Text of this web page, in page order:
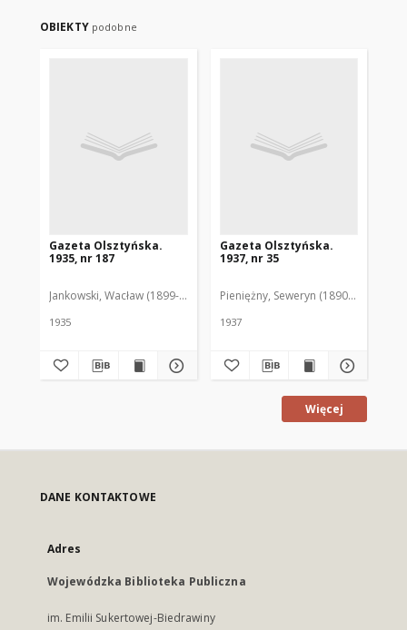
OBIEKTY podobne
Gazeta Olsztyńska.
1935, nr 187
Jankowski, Wacław (1899-1975). Red.
1935
Gazeta Olsztyńska.
1937, nr 35
Pieniężny, Seweryn (1890-1940). Red.
1937
Więcej
DANE KONTAKTOWE
Adres
Wojewódzka Biblioteka Publiczna
im. Emilii Sukertowej-Biedrawiny